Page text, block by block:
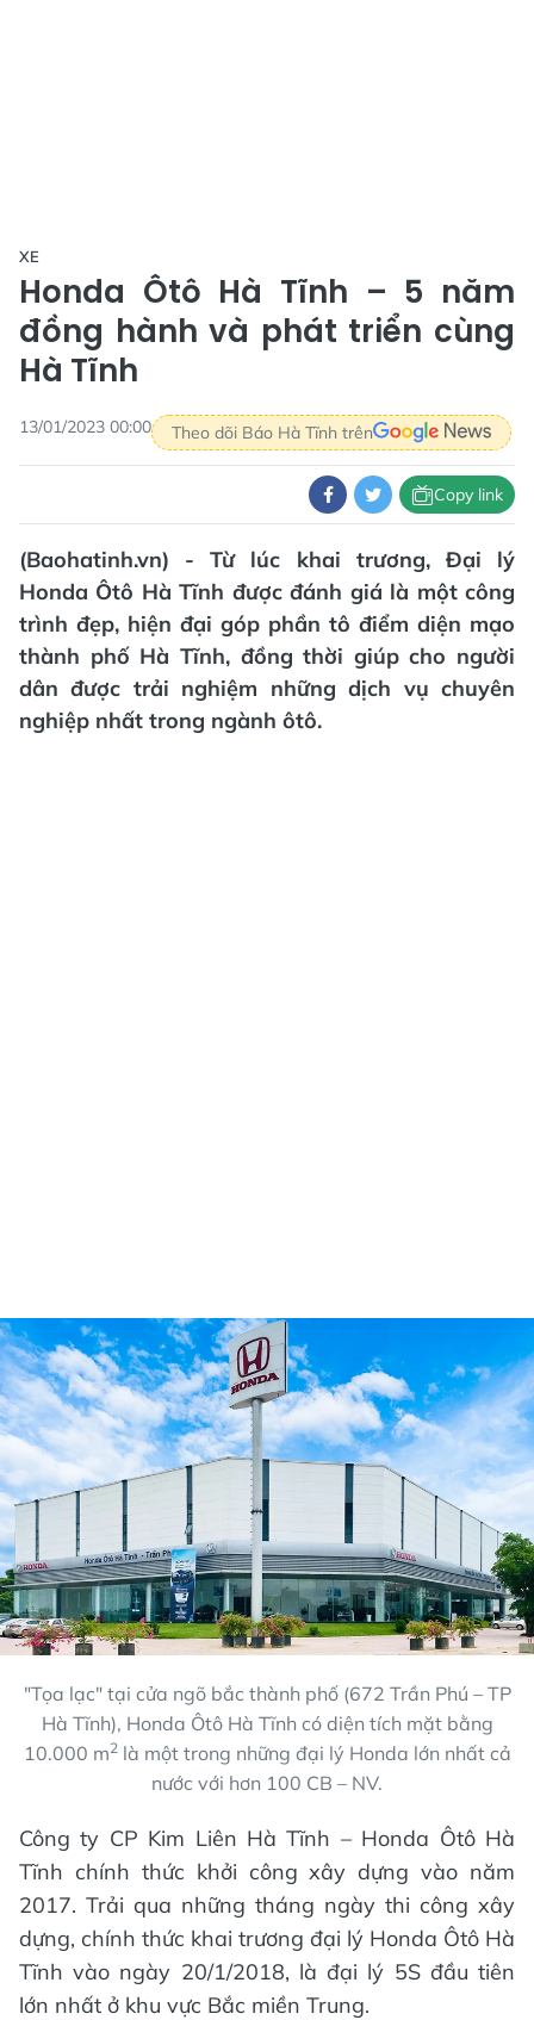
XE
Honda Ôtô Hà Tĩnh – 5 năm
đồng hành và phát triển cùng
Hà Tĩnh
13/01/2023 00:00 Theo dõi Báo Hà Tĩnh trên
Copy link
(Baohatinh.vn) - Từ lúc khai trương, Đại lý
Honda Ôtô Hà Tĩnh được đánh giá là một công
trình đẹp, hiện đại góp phần tô điểm diện mạo
thành phố Hà Tĩnh, đồng thời giúp cho người
dân được trải nghiệm những dịch vụ chuyên
nghiệp nhất trong ngành ôtô.
"Tọa lạc" tại cửa ngõ bắc thành phố (672 Trần Phú – TP
Hà Tĩnh), Honda Ôtô Hà Tĩnh có diện tích mặt bằng
10.000 m2là một trong những đại lý Honda lớn nhất cả
nước với hơn 100 CB – NV.
Công ty CP Kim Liên Hà Tĩnh – Honda Ôtô Hà
Tĩnh chính thức khởi công xây dựng vào năm
2017. Trải qua những tháng ngày thi công xây
dựng, chính thức khai trương đại lý Honda Ôtô Hà
Tĩnh vào ngày 20/1/2018, là đại lý 5S đầu tiên
lớn nhất ở khu vực Bắc miền Trung.